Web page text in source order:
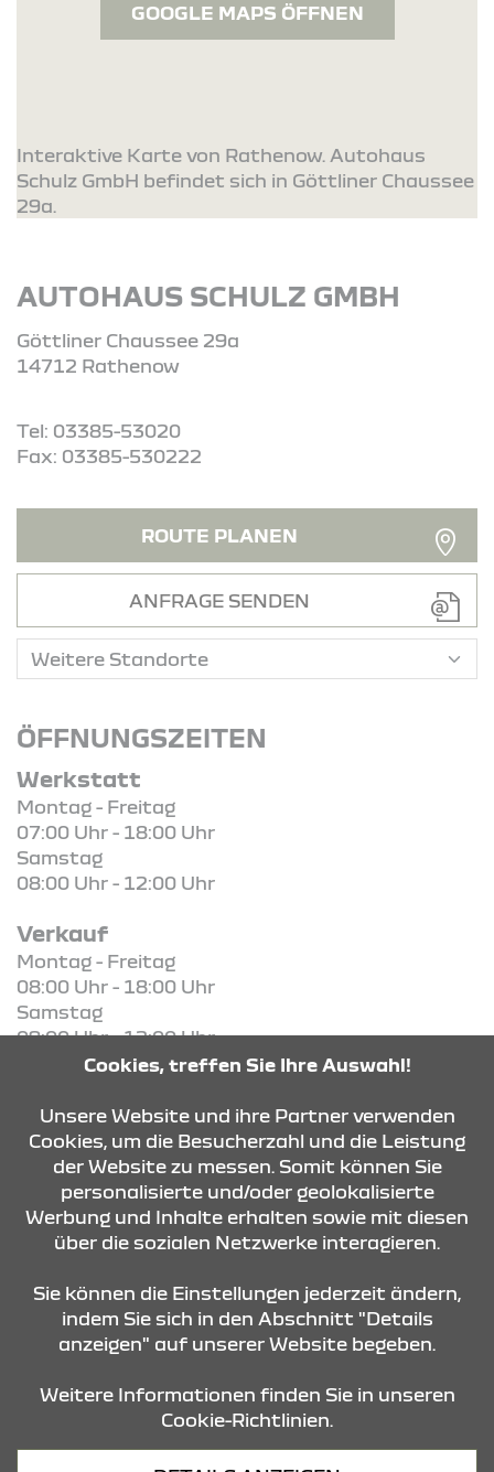
GOOGLE MAPS ÖFFNEN
Interaktive Karte von Rathenow. Autohaus
Schulz GmbH befindet sich in Göttliner Chaussee
29a.
AUTOHAUS SCHULZ GMBH
Göttliner Chaussee 29a
14712 Rathenow
Tel: 03385-53020
Fax: 03385-530222
ROUTE PLANEN
ANFRAGE SENDEN
ÖFFNUNGSZEITEN
Werkstatt
Montag - Freitag
07:00 Uhr - 18:00 Uhr
Samstag
08:00 Uhr - 12:00 Uhr
Verkauf
Montag - Freitag
08:00 Uhr - 18:00 Uhr
Samstag
09:00 Uhr - 12:00 Uhr
KONTAKT & ANFAHRT
ÖFFNUNGSZEITEN
STANDORTE
Datenschutz
Cookies, treffen Sie Ihre Auswahl!
Unsere Website und ihre Partner verwenden
Cookies, um die Besucherzahl und die Leistung
der Website zu messen. Somit können Sie
personalisierte und/oder geolokalisierte
Werbung und Inhalte erhalten sowie mit diesen
über die sozialen Netzwerke interagieren.
Sie können die Einstellungen jederzeit ändern,
indem Sie sich in den Abschnitt "Details
anzeigen" auf unserer Website begeben.
Weitere Informationen finden Sie in unseren
Cookie-Richtlinien.